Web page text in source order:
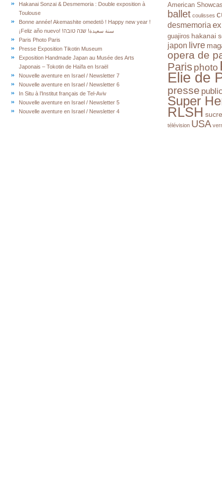
Hakanai Sonzai & Desmemoria : Double exposition à
Toulouse
Bonne année! Akemashite omedetō ! Happy new year !
¡Feliz año nuevo! !سنة سعيدة! שנה טובה
Paris Photo Paris
Presse Exposition Tikotin Museum
Exposition Handmade Japan au Musée des Arts
Japonais – Tokotin de Haïfa en Israël
Nouvelle aventure en Israel / Newsletter 7
Nouvelle aventure en Israel / Newsletter 6
In Situ à l’Institut français de Tel-Aviv
Nouvelle aventure en Israel / Newsletter 5
Nouvelle aventure en Israel / Newsletter 4
American
ballet coulisses
desmemoria
guajiros hakanai
japon livre
opera de
Paris photo
Elie de
presse
Super
RLSH sucre
télévision USA